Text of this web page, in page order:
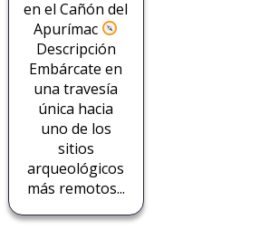
en el Cañón del
Apurímac
Descripción
Embárcate en
una travesía
única hacia
uno de los
sitios
arqueológicos
más remotos...